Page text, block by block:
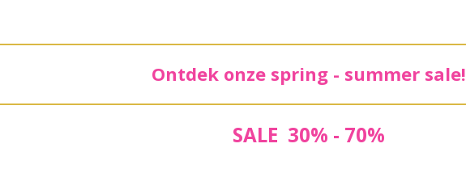
Ontdek onze spring - summer sale!
SALE 30% - 70%